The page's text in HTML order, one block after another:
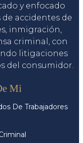
y enfocado
accidentes de
inmigración,
criminal, con
litigaciones
del consumidor.
Mi
De Trabajadores